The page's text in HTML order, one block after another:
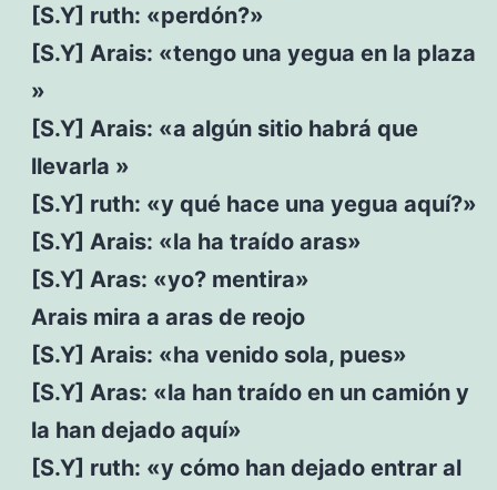
[S.Y] ruth: «perdón?»
[S.Y] Arais: «tengo una yegua en la plaza
»
[S.Y] Arais: «a algún sitio habrá que
llevarla »
[S.Y] ruth: «y qué hace una yegua aquí?»
[S.Y] Arais: «la ha traído aras»
[S.Y] Aras: «yo? mentira»
Arais mira a aras de reojo
[S.Y] Arais: «ha venido sola, pues»
[S.Y] Aras: «la han traído en un camión y
la han dejado aquí»
[S.Y] ruth: «y cómo han dejado entrar al